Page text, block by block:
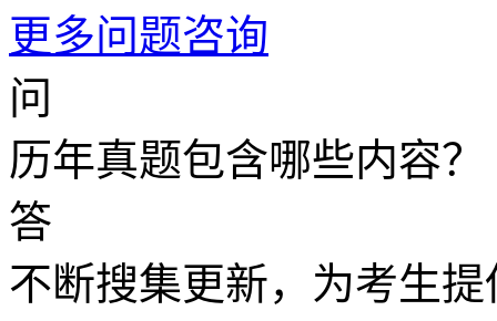
更多问题咨询
问
历年真题包含哪些内容？
答
不断搜集更新，为考生